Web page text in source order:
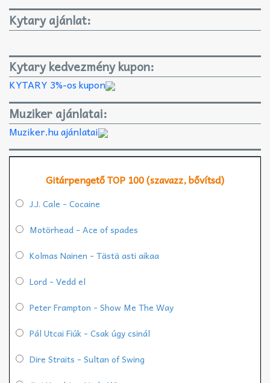
Kytary ajánlat:
Kytary kedvezmény kupon:
KYTARY 3%-os kupon
Muziker ajánlatai:
Muziker.hu ajánlatai
Gitárpengető TOP 100 (szavazz, bővítsd)
J.J. Cale - Cocaine
Motörhead - Ace of spades
Kolmas Nainen - Tästä asti aikaa
Lord - Vedd el
Peter Frampton - Show Me The Way
Pál Utcai Fiúk - Csak úgy csinál
Dire Straits - Sultan of Swing